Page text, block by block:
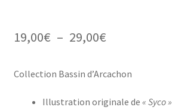
19,00€ – 29,00€Plage
prix :
19,00€
Collection Bassin d’Arcachon
Illustration originale de « Syco »